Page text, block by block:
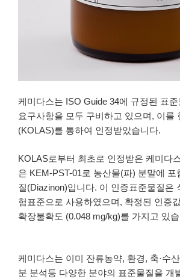
케미다스는 ISO Guide 34에 규정된 표
요구사항을 모두 구비하고 있으며, 이를
(KOLAS)를 통하여 인정받았습니다.
KOLAS로부터 최초로 인정받은 케미다
은 KEM-PST-01로 농산물(파) 분말에 포
질(Diazinon)입니다. 이 인증표준물질은
험표준으로 사용하였으며, 확정된 인증
확장불확도 (0.048 mg/kg)를 가지고 있
케미다스는 이미 잔류농약, 환경, 축·수
분 분석등 다양한 분야의 표준물질을 개